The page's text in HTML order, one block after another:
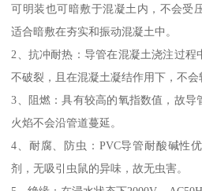
可明装也可暗敷于混凝土内，不会受
适合暗敷在夯实和振动混凝土中。
2、抗冲耐热：导管在混凝土浇注过
不破裂，且在混凝土凝结作用下，不会
3、阻燃：具有较高的氧指数值，故导
火焰不会沿管道蔓延。
4、耐腐、防虫：PVC导管耐酸碱性
剂，无吸引虫鼠的异味，故无虫害。